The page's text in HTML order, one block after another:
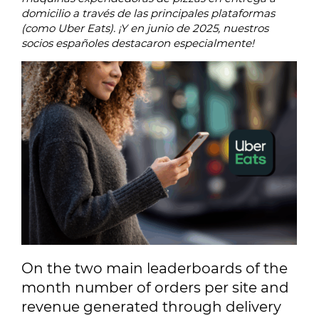
domicilio a través de las principales plataformas
(como Uber Eats). ¡Y en junio de 2025, nuestros
socios españoles destacaron especialmente!
On the two main leaderboards of the
month number of orders per site and
revenue generated through delivery